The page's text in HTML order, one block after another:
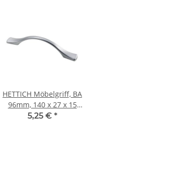
HETTICH Möbelgriff, BA
96mm, 140 x 27 x 15
mm, Zinkdruckguss,
5,25 € *